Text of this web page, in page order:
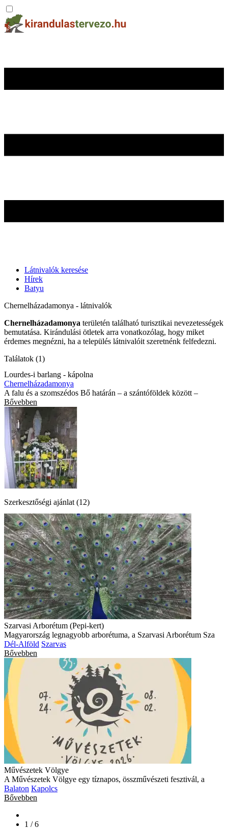
Látnivalók keresése
Hírek
Batyu
Chernelházadamonya - látnivalók
Chernelházadamonya területén található turisztikai nevezetességek
bemutatása. Kirándulási ötletek arra vonatkozólag, hogy miket
érdemes megnézni, ha a település látnivalóit szeretnénk felfedezni.
Találatok (1)
Lourdes-i barlang - kápolna
Chernelházadamonya
A falu és a szomszédos Bő határán – a szántóföldek között –
Bővebben
Szerkesztőségi ajánlat (12)
Szarvasi Arborétum (Pepi-kert)
Magyarország legnagyobb arborétuma, a Szarvasi Arborétum Sza
Dél-Alföld Szarvas
Bővebben
Művészetek Völgye
A Művészetek Völgye egy tíznapos, összművészeti fesztivál, a
Balaton Kapolcs
Bővebben
1 / 6